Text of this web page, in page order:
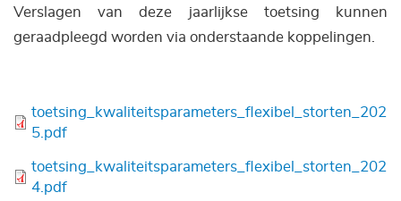
Verslagen van deze jaarlijkse toetsing kunnen
geraadpleegd worden via onderstaande koppelingen.
Bestand
toetsing_kwaliteitsparameters_flexibel_storten_202
5.pdf
Bestand
toetsing_kwaliteitsparameters_flexibel_storten_202
4.pdf